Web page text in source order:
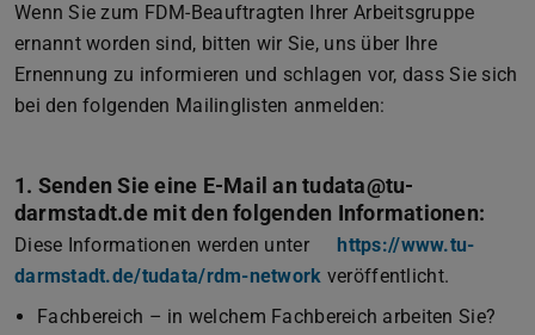
Wenn Sie zum FDM-Beauftragten Ihrer Arbeitsgruppe
ernannt worden sind, bitten wir Sie, uns über Ihre
Ernennung zu informieren und schlagen vor, dass Sie sich
bei den folgenden Mailinglisten anmelden:
1. Senden Sie eine E-Mail an tudata@tu-
darmstadt.de mit den folgenden Informationen:
Diese Informationen werden unter
https://www.tu-
darmstadt.de/tudata/rdm-network veröffentlicht.
Fachbereich – in welchem Fachbereich arbeiten Sie?